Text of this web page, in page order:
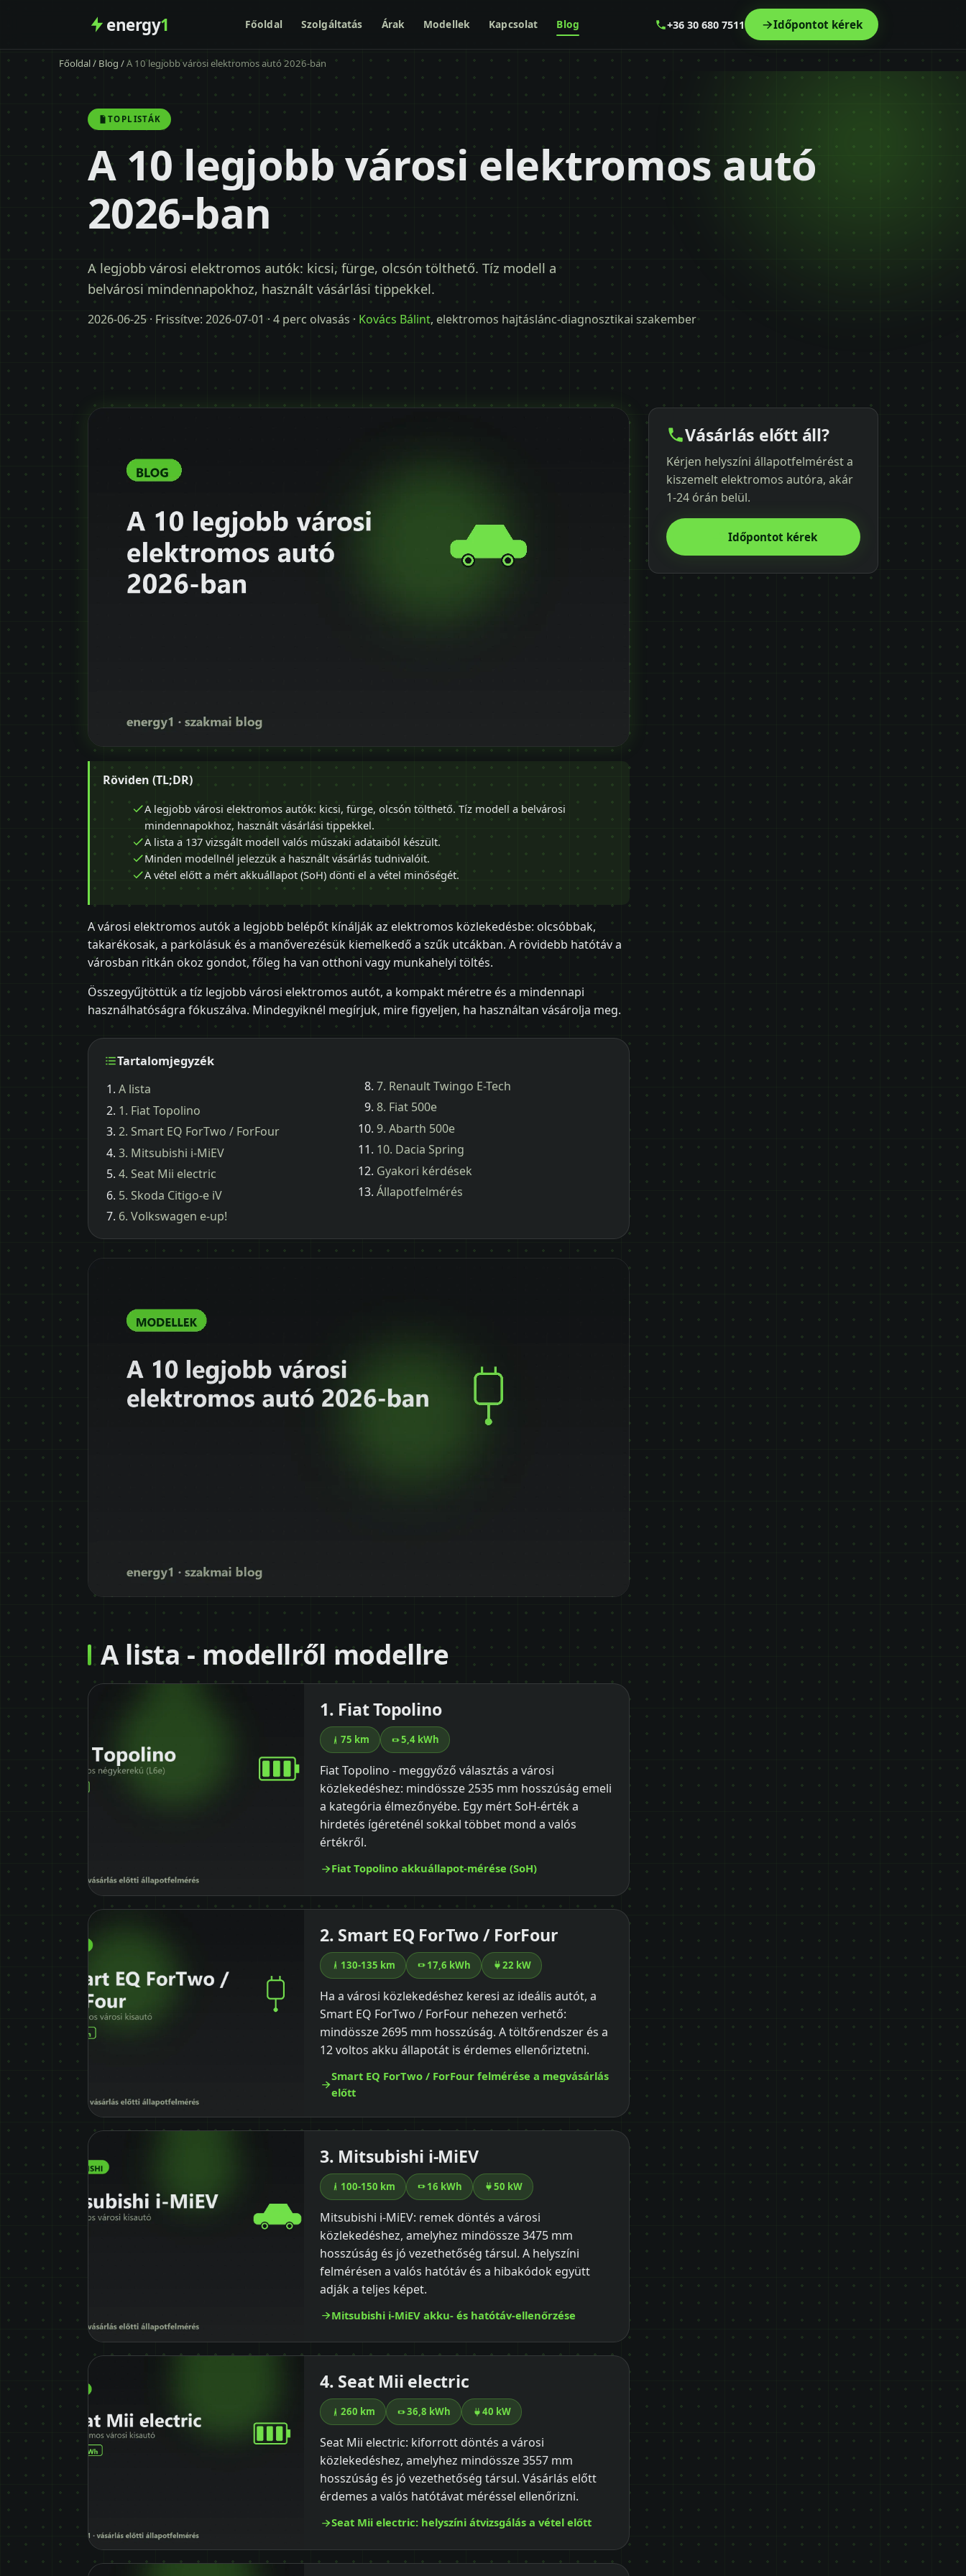
energy1 Főoldal Szolgáltatás Árak Modellek Kapcsolat Blog +36 30 680 7511 Időpontot kérek
Főoldal/ Blog /A 10 legjobb városi elektromos autó 2026-ban
TOPLISTÁK
A 10 legjobb városi elektromos autó
2026-ban
A legjobb városi elektromos autók: kicsi, fürge, olcsón tölthető. Tíz modell a
belvárosi mindennapokhoz, használt vásárlási tippekkel.
2026-06-25· Frissítve: 2026-07-01 · 4 perc olvasás · Kovács Bálint, elektromos hajtáslánc-diagnosztikai szakember
Röviden (TL;DR)
A legjobb városi elektromos autók: kicsi, fürge, olcsón tölthető. Tíz modell a belvárosi
mindennapokhoz, használt vásárlási tippekkel.
A lista a 137 vizsgált modell valós műszaki adataiból készült.
Minden modellnél jelezzük a használt vásárlás tudnivalóit.
A vétel előtt a mért akkuállapot (SoH) dönti el a vétel minőségét.
A városi elektromos autók a legjobb belépőt kínálják az elektromos közlekedésbe: olcsóbbak,
takarékosak, a parkolásuk és a manőverezésük kiemelkedő a szűk utcákban. A rövidebb hatótáv a
városban ritkán okoz gondot, főleg ha van otthoni vagy munkahelyi töltés.
Összegyűjtöttük a tíz legjobb városi elektromos autót, a kompakt méretre és a mindennapi
használhatóságra fókuszálva. Mindegyiknél megírjuk, mire figyeljen, ha használtan vásárolja meg.
Tartalomjegyzék
A lista
1. Fiat Topolino
2. Smart EQ ForTwo / ForFour
3. Mitsubishi i-MiEV
4. Seat Mii electric
5. Skoda Citigo-e iV
6. Volkswagen e-up!
7. Renault Twingo E-Tech
8. Fiat 500e
9. Abarth 500e
10. Dacia Spring
Gyakori kérdések
Állapotfelmérés
A lista - modellről modellre
1. Fiat Topolino
75 km 5,4 kWh
Fiat Topolino - meggyőző választás a városi
közlekedéshez: mindössze 2535 mm hosszúság emeli
a kategória élmezőnyébe. Egy mért SoH-érték a
hirdetés ígéreténél sokkal többet mond a valós
értékről.
Fiat Topolino akkuállapot-mérése (SoH)
2. Smart EQ ForTwo / ForFour
130-135 km 17,6 kWh 22 kW
Ha a városi közlekedéshez keresi az ideális autót, a
Smart EQ ForTwo / ForFour nehezen verhető:
mindössze 2695 mm hosszúság. A töltőrendszer és a
12 voltos akku állapotát is érdemes ellenőriztetni.
Smart EQ ForTwo / ForFour felmérése a megvásárlás
előtt
3. Mitsubishi i-MiEV
100-150 km 16 kWh 50 kW
Mitsubishi i-MiEV: remek döntés a városi
közlekedéshez, amelyhez mindössze 3475 mm
hosszúság és jó vezethetőség társul. A helyszíni
felmérésen a valós hatótáv és a hibakódok együtt
adják a teljes képet.
Mitsubishi i-MiEV akku- és hatótáv-ellenőrzése
4. Seat Mii electric
260 km 36,8 kWh 40 kW
Seat Mii electric: kiforrott döntés a városi
közlekedéshez, amelyhez mindössze 3557 mm
hosszúság és jó vezethetőség társul. Vásárlás előtt
érdemes a valós hatótávat méréssel ellenőrizni.
Seat Mii electric: helyszíni átvizsgálás a vétel előtt
Vásárlás előtt áll?
Kérjen helyszíni állapotfelmérést a
kiszemelt elektromos autóra, akár
1-24 órán belül.
Időpontot kérek